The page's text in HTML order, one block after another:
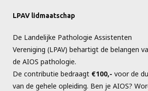
LPAV lidmaatschap
De Landelijke Pathologie Assistenten
Vereniging (LPAV) behartigt de belangen
de AIOS pathologie.
De contributie bedraagt €100,- voor de
van de gehele opleiding. Ben je AIOS?